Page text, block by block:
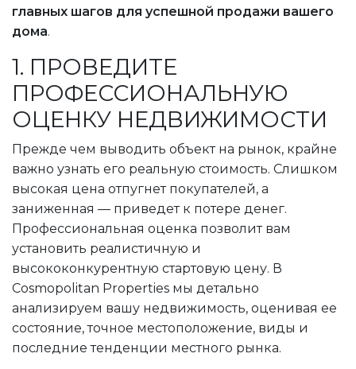
главных шагов для успешной продажи вашего
дома.
1. ПРОВЕДИТЕ
ПРОФЕССИОНАЛЬНУЮ
ОЦЕНКУ НЕДВИЖИМОСТИ
Прежде чем выводить объект на рынок, крайне
важно узнать его реальную стоимость. Слишком
высокая цена отпугнет покупателей, а
заниженная — приведет к потере денег.
Профессиональная оценка позволит вам
установить реалистичную и
высококонкурентную стартовую цену. В
Cosmopolitan Properties мы детально
анализируем вашу недвижимость, оценивая ее
состояние, точное местоположение, виды и
последние тенденции местного рынка.